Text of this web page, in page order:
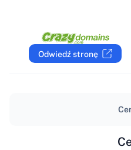
PL
Odwiedź stronę